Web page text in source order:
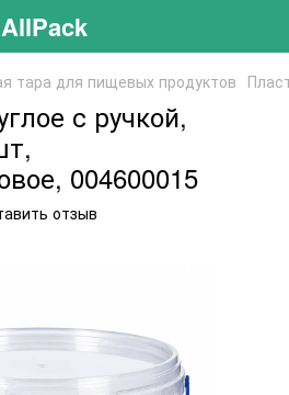
AllPack
тара для пищевых продуктов
с ручкой,
004600015
отзыв